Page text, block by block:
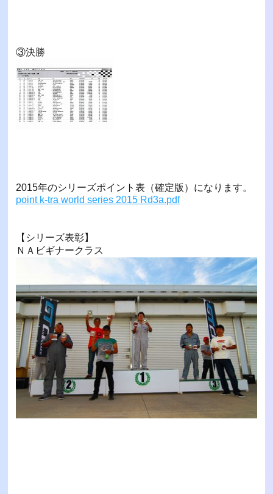
③決勝
2015年のシリーズポイント表（確定版）になります。
point k-tra world series 2015 Rd3a.pdf
【シリーズ表彰】
ＮＡビギナークラス